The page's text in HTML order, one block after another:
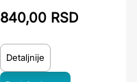
840,00 RSD
Detaljnije